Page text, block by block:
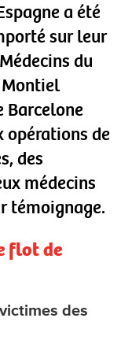
a été
sur leur
du
Montiel
Barcelone
opérations de
des
médecins
témoignage.
flot de
des